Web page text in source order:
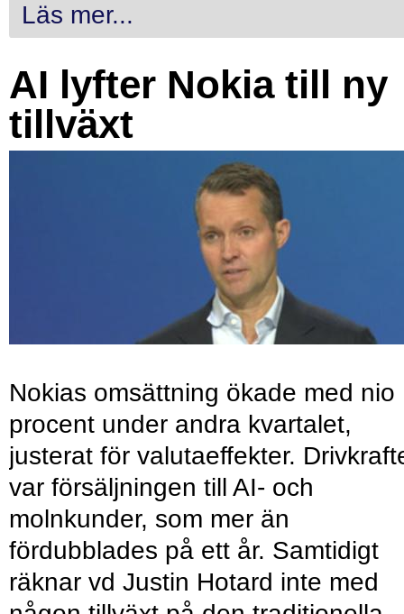
Läs mer...
AI lyfter Nokia till ny
tillväxt
Nokias omsättning ökade med nio
procent under andra kvartalet,
justerat för valutaeffekter.
var försäljningen till AI- och
molnkunder, som mer än
fördubblades på ett år. Samtidigt
räknar vd Justin Hotard inte med